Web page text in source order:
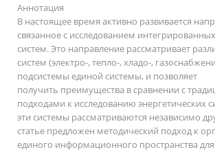
Аннотация
В настоящее время активно развивается
связанное с исследованием
систем. Это направление рассматривает
систем (электро-, тепло-, хладо-,
подсистемы единой системы, и позволяет
получить преимущества в сравнении с
подходами к исследованию энергетических
эти системы рассматриваются независимо
статье предложен методический подход к
единого информационного пространства